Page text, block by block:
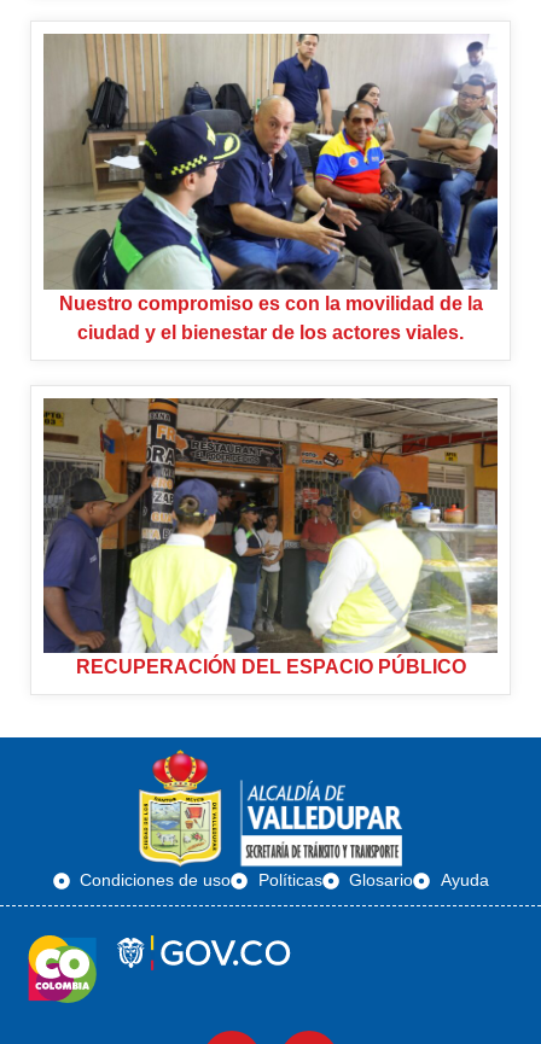
Nuestro compromiso es con la movilidad de la
ciudad y el bienestar de los actores viales.
RECUPERACIÓN DEL ESPACIO PÚBLICO
Condiciones de uso Políticas Glosario Ayuda